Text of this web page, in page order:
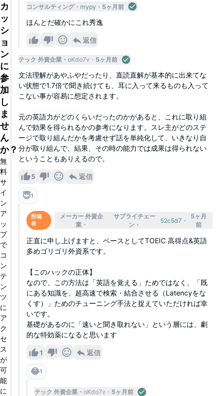
カ
ッ
シ
ョ
ン
に
参
加
し
ま
せ
ん
か？
無
料
サ
イ
ン
ア
ッ
プ
で
コ
ン
テ
ン
ツ
に
ア
ク
セ
ス
が
可
能
に
コンサルティング mypy 5ヶ月前
ほんとだ確かにこれ秀逸
返信
テック 外資企業 oKdo7v 5ヶ月前
文法理解があやふやだったり、直読直解が基本的に出来てな
い状態で1.7倍で聞き続けても、耳に入って来るものも入って
こない事が容易に想定されます。
元の英語力がどのくらいだったのかがあると、これに取り組
んで効果を得られるかの参考になります。スレ主がどのステ
ージで取り組んだかを考慮せず話を単純化して、いきなり自
分が取り組んで、結果、その時の能力では成果は得られない
ということもありえるので。
5 返信
😇1
投稿
者
メーカー 外資企
業
サプライチェー
ン
52c5d7
5ヶ月
前
正直に申し上げますと、ベースとしてTOEIC 高得点&英語
多めゴリゴリ外資系です。
​【このハックの正体】
なので、この方法は「英語を覚える」ためではなく、「既
にある知識を、超高速で検索・結合させる（Latencyをな
くす）」ためのチューニング手法と捉えていただければ幸
いです。
基礎があるのに「速いと聞き取れない」という層には、劇
的な特効薬になると思います
1 返信
😂1
テック 外資企業 oKdo7v 5ヶ月前